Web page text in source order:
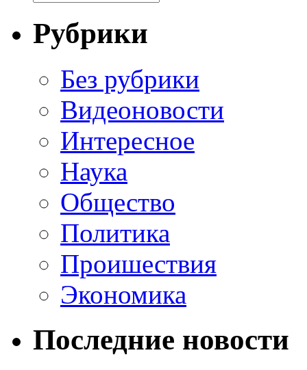
Рубрики
Без рубрики
Видеоновости
Интересное
Наука
Общество
Политика
Проишествия
Экономика
Последние новости